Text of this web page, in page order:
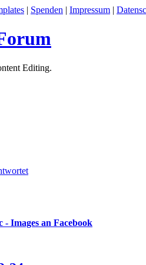
| Spenden | Impressum |
Editing.
- Images an Facebook